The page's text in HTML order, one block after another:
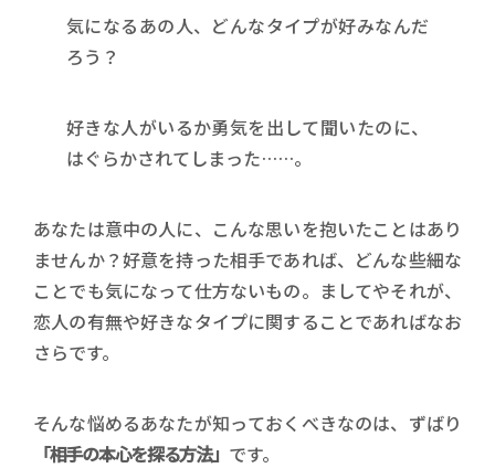
気になるあの人、どんなタイプが好みなんだ
ろう？
好きな人がいるか勇気を出して聞いたのに、
はぐらかされてしまった……。
あなたは意中の人に、こんな思いを抱いたことはあり
ませんか？好意を持った相手であれば、どんな些細な
ことでも気になって仕方ないもの。ましてやそれが、
恋人の有無や好きなタイプに関することであればなお
さらです。
そんな悩めるあなたが知っておくべきなのは、ずばり
「相手の本心を探る方法」 です。